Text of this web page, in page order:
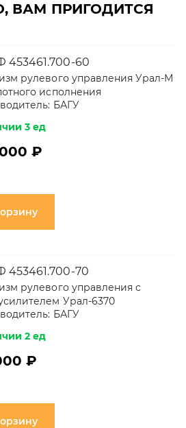
ВАМ ПРИГОДИТСЯ
60
рулевого управления Урал-М
исполнения
БАГУ
3 ед
₽
70
рулевого управления с
Урал-6370
БАГУ
2 ед
₽